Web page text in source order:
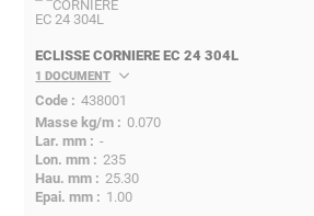
ECLISSE CORNIERE EC 24 304L
1 DOCUMENT
438001
0.070
-
235
25.30
1.00